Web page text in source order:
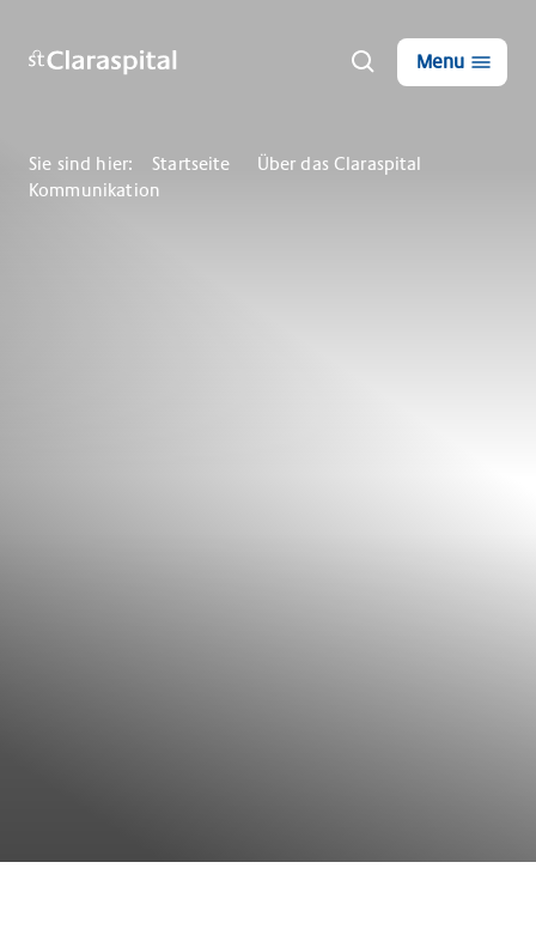
Menu
Sie sind hier: Startseite
Über das Claraspital
Kommunikation
Mehr anzeigen